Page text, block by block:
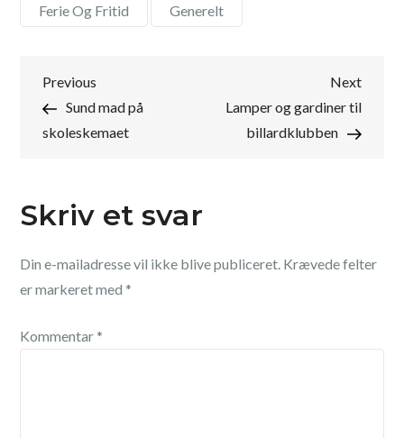
Ferie Og Fritid Generelt
Indlægsnavigation
Previous
Post
Previous
Sund mad på
skoleskemaet
Next
Post
Next
Lamper og gardiner til
billardklubben
Skriv et svar
Din e-mailadresse vil ikke blive publiceret. Krævede felter
er markeret med*
Kommentar*